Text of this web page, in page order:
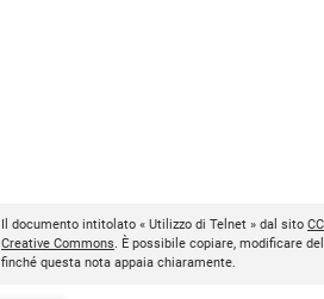
Il documento intitolato « Utilizzo di Telnet » dal sito
Creative Commons . È possibile copiare, modificare
finché questa nota appaia chiaramente.